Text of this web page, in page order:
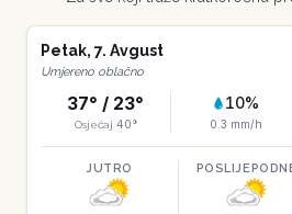
Petak, 7. Avgust
Umjereno oblačno
37° / 23°
Osjećaj 40°
10%
0.3 mm/h
JUTRO